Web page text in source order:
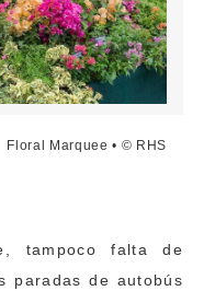
Floral Marquee • © RHS
tampoco falta de
paradas de autobús